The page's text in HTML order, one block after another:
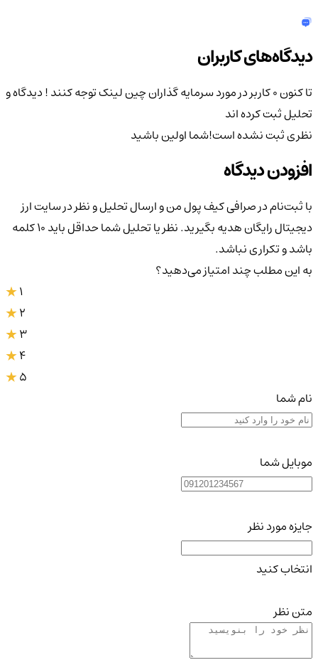
دیدگاه‌های کاربران
تا کنون 0 کاربر در مورد سرمایه گذاران چین لینک توجه کنند !دیدگاه و
تحلیل ثبت کرده اند
نظری ثبت نشده است!شما اولین باشید
افزودن دیدگاه
با ثبت‌نام در صرافی کیف پول من و ارسال تحلیل و نظر در سایت ارز
دیجیتال رایگان هدیه بگیرید. نظر یا تحلیل شما حداقل باید ۱۰ کلمه
باشد و تکراری نباشد.
به این مطلب چند امتیاز می‌دهید؟
3
4
5
نام شما
موبایل شما
جایزه مورد نظر
انتخاب کنید
متن نظر